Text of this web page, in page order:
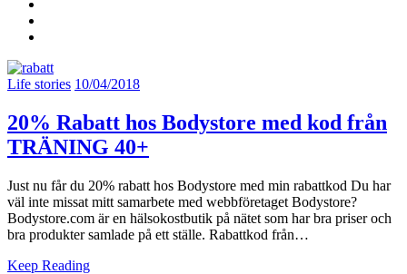
Life stories 10/04/2018
20% Rabatt hos Bodystore med kod från
TRÄNING 40+
Just nu får du 20% rabatt hos Bodystore med min rabattkod Du har
väl inte missat mitt samarbete med webbföretaget Bodystore?
Bodystore.com är en hälsokostbutik på nätet som har bra priser och
bra produkter samlade på ett ställe. Rabattkod från…
Keep Reading